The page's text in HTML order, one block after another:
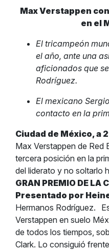
Max Verstappen
en el
El tricampeón
el año, ante una
aficionados que
Rodríguez.
El mexicano
contacto en la
Ciudad de México, a
Max Verstappen de Red
tercera posición en la
del liderato y no soltarlo
GRAN PREMIO DE LA
Presentado por
Hermanos Rodríguez.
Verstappen en suelo
de todos los tiempos,
Clark. Lo consiguió